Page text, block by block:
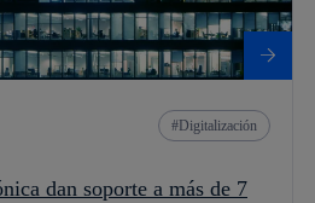
Digitalización
dan soporte a más de 7